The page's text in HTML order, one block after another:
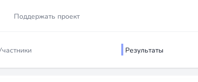
Поддержать проект
Результаты